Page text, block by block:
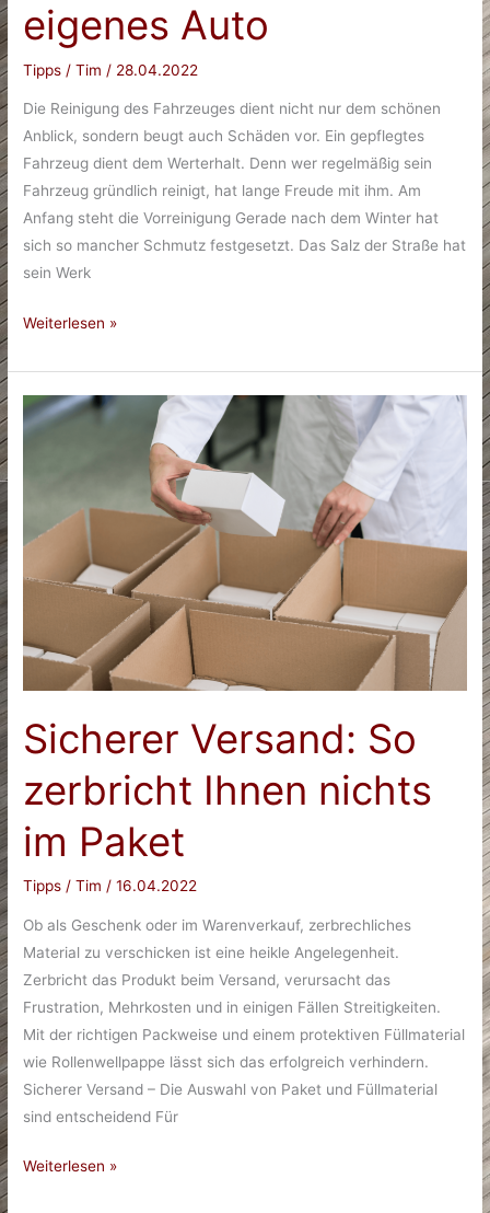
eigenes Auto
Tipps /Tim / 28.04.2022
Die Reinigung des Fahrzeuges dient nicht nur dem schönen
Anblick, sondern beugt auch Schäden vor. Ein gepflegtes
Fahrzeug dient dem Werterhalt. Denn wer regelmäßig sein
Fahrzeug gründlich reinigt, hat lange Freude mit ihm. Am
Anfang steht die Vorreinigung Gerade nach dem Winter hat
sich so mancher Schmutz festgesetzt. Das Salz der Straße hat
sein Werk
Pflegetipps
dein
eigenes
Auto
Weiterlesen »
Sicherer Versand: So
zerbricht Ihnen nichts
im Paket
Tipps /Tim /16.04.2022
Ob als Geschenk oder im Warenverkauf, zerbrechliches
Material zu verschicken ist eine heikle Angelegenheit.
Zerbricht das Produkt beim Versand, verursacht das
Frustration, Mehrkosten und in einigen Fällen Streitigkeiten.
Mit der richtigen Packweise und einem protektiven Füllmaterial
wie Rollenwellpappe lässt sich das erfolgreich verhindern.
Sicherer Versand – Die Auswahl von Paket und Füllmaterial
sind entscheidend Für
Sicherer
Weiterlesen »